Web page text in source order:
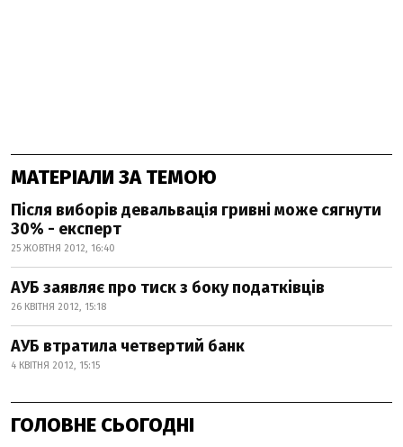
МАТЕРІАЛИ ЗА ТЕМОЮ
Після виборів девальвація гривні може сягнути
30% - експерт
25 ЖОВТНЯ 2012, 16:40
АУБ заявляє про тиск з боку податківців
26 КВІТНЯ 2012, 15:18
АУБ втратила четвертий банк
4 КВІТНЯ 2012, 15:15
ГОЛОВНЕ СЬОГОДНІ